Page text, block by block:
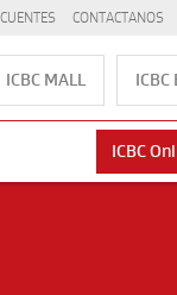
CONTACTANOS
ICBC MALL ICBC
ICBC